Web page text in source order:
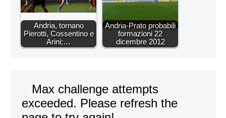
Andria, tornano
Pierotti, Cossentino e
Arini;…
Andria-Prato probabili
formazioni 22
dicembre 2012